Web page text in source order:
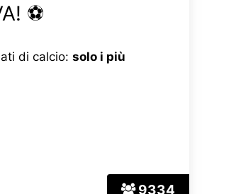
9334
⚽
di calcio: solo i più